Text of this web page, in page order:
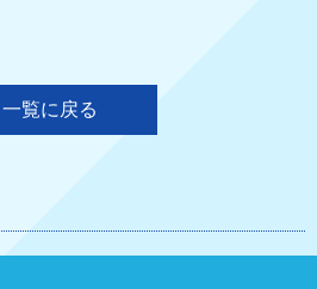
一覧に戻る